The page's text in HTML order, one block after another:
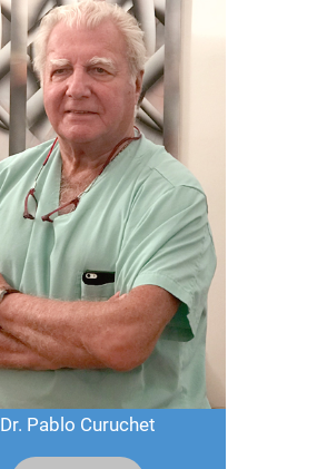
Dr. Pablo Curuchet